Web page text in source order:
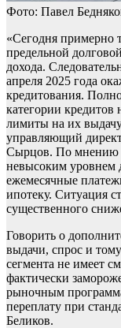
Фото: Павел
«Сегодня примерно
предельной
дохода.
апреля 2025 года
кредитования.
категории кредитов
лимиты на их
управляющий
Сырцов. По мнению
невысоким уровнем
ежемесячные
ипотеку. Ситуация
существенного
Говорить о
выдачи, спрос и
сегмента не имеет
фактически
рыночным
переплату при
Беликов.